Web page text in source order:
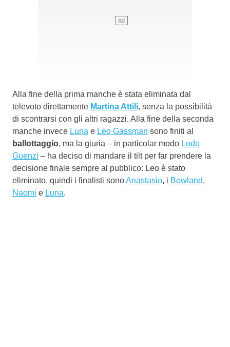
Alla fine della prima manche è stata eliminata dal
televoto direttamente Martina Attili, senza la possibilità
di scontrarsi con gli altri ragazzi. Alla fine della seconda
manche invece Luna e Leo Gassman sono finiti al
ballottaggio, ma la giuria – in particolar modo Lodo
Guenzi – ha deciso di mandare il tilt per far prendere la
decisione finale sempre al pubblico: Leo è stato
eliminato, quindi i finalisti sonoAnastasio, i Bowland,
Naomi e Luna.